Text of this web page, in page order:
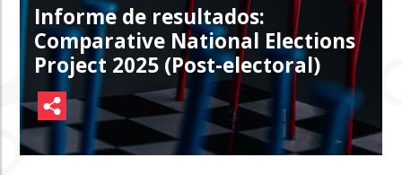
Informe de resultados:
Comparative National Elections
Project 2025 (Post-electoral)